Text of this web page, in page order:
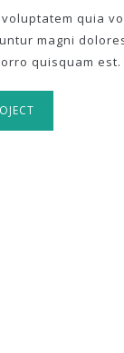
voluptatem quia
magni
quisquam est.